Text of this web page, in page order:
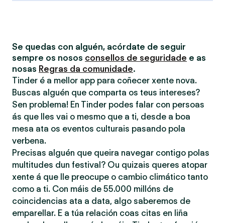
Se quedas con alguén, acórdate de seguir
sempre os nosos consellos de seguridade e as
nosas Regras da comunidade.
Tinder é a mellor app para coñecer xente nova.
Buscas alguén que comparta os teus intereses?
Sen problema! En Tinder podes falar con persoas
ás que lles vai o mesmo que a ti, desde a boa
mesa ata os eventos culturais pasando pola
verbena.
Precisas alguén que queira navegar contigo polas
multitudes dun festival? Ou quizais queres atopar
xente á que lle preocupe o cambio climático tanto
como a ti. Con máis de 55.000 millóns de
coincidencias ata a data, algo saberemos de
emparellar. E a túa relación coas citas en liña